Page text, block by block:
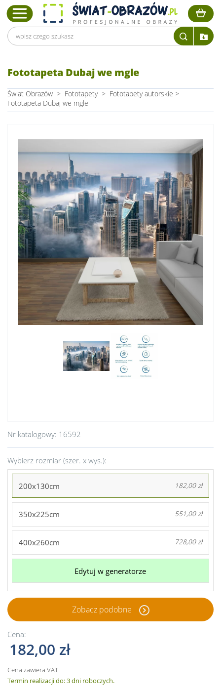
Fototapeta Dubaj we mgle
Świat Obrazów > Fototapety > Fototapety autorskie >
Fototapeta Dubaj we mgle
Nr katalogowy: 16592
Wybierz rozmiar (szer. x wys.):
200x130cm 182,00 zł
350x225cm 551,00 zł
400x260cm 728,00 zł
Edytuj w generatorze
Zobacz podobne
Cena:
182,00 zł
Cena zawiera VAT
Termin realizacji do: 3 dni roboczych.